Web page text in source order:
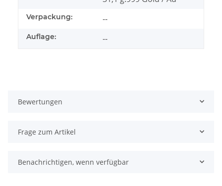
Verpackung: --
Auflage: --
Bewertungen
Frage zum Artikel
Benachrichtigen, wenn verfügbar